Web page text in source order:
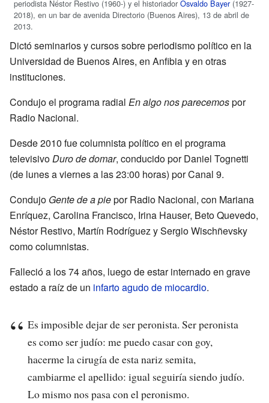
periodista Néstor Restivo (1960-) y el historiador Osvaldo Bayer(1927-
2018), en un bar de avenida Directorio (Buenos Aires), 13 de abril de
2013.
Dictó seminarios y cursos sobre periodismo político en la
Universidad de Buenos Aires, en Anfibia y en otras
instituciones.
Condujo el programa radial En algo nos parecemospor
Radio Nacional.
Desde 2010 fue columnista político en el programa
televisivoDuro de domar, conducido por Daniel Tognetti
(de lunes a viernes a las 23:00 horas) por Canal 9.
Condujo Gente de a piepor Radio Nacional, con Mariana
Enríquez, Carolina Francisco, Irina Hauser, Beto Quevedo,
Néstor Restivo, Martín Rodríguez y Sergio Wischñevsky
como columnistas.
Falleció a los 74 años, luego de estar internado en grave
estado a raíz de un infarto agudo de miocardio.
Es imposible dejar de ser peronista. Ser peronista
es como ser judío: me puedo casar con goy,
hacerme la cirugía de esta nariz semita,
cambiarme el apellido: igual seguiría siendo judío.
Lo mismo nos pasa con el peronismo.